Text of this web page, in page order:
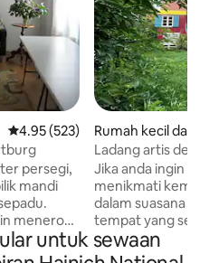
Penarafan purata 4.95 daripada
4.95 (523)
persegi,
mandi
meneroka
(Muzium
Rumah kecil
ge
Ladang artis
Werk di kawasan
Jika anda ingin
menikmati
dalam suasana
tempat yang
yang direka
dengan dapur
untuk sewaan